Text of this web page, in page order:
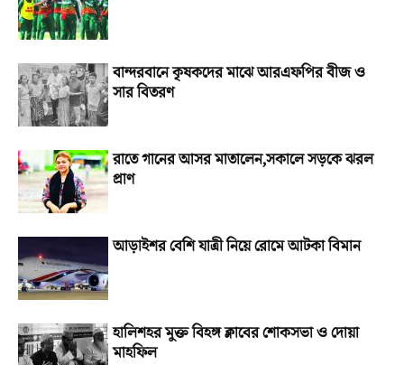
বান্দরবানে কৃষকদের মাঝে আরএফপির বীজ ও
সার বিতরণ
রাতে গানের আসর মাতালেন,সকালে সড়কে ঝরল
প্রাণ
আড়াইশর বেশি যাত্রী নিয়ে রোমে আটকা বিমান
হালিশহর মুক্ত বিহঙ্গ ক্লাবের শোকসভা ও দোয়া
মাহফিল